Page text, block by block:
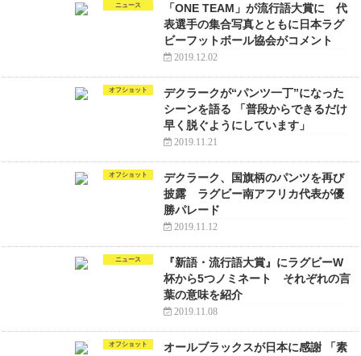
ニュース
「ONE TEAM」が流行語大賞に 代
表選手の集合写真とともに日本ラグ
ビーフットボール協会がコメント
2019.12.02
オフショット
デクラークが“パンツ一丁”になった
シーンを語る 「普段からできるだけ
早く脱ぐようにしています」
2019.11.21
オフショット
デクラーク、国旗柄のパンツを再び
披露 ラグビー南アフリカ代表が優
勝パレード
2019.11.12
ニュース
『新語・流行語大賞』にラグビーW
杯から5つノミネート それぞれの言
葉の意味を紹介
2019.11.08
オフショット
オールブラックスが日本に感謝 「素